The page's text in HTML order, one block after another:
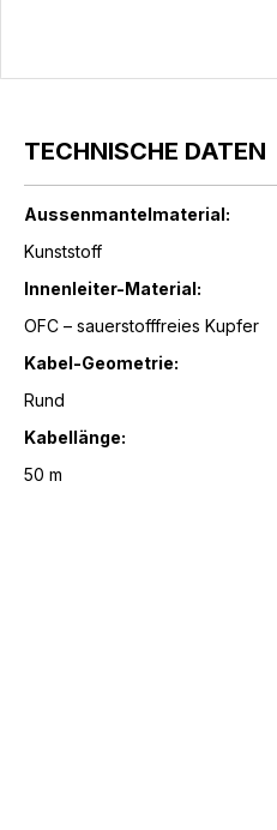
TECHNISCHE DATEN
Aussenmantelmaterial:
Kunststoff
Innenleiter-Material:
OFC – sauerstofffreies Kupfer
Kabel-Geometrie:
Rund
Kabellänge:
50 m